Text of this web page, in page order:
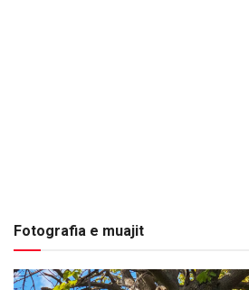
Fotografia e muajit